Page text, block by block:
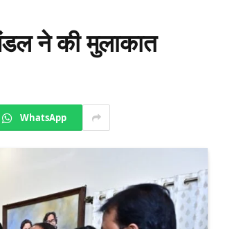
ने की मुलाकात
WhatsApp